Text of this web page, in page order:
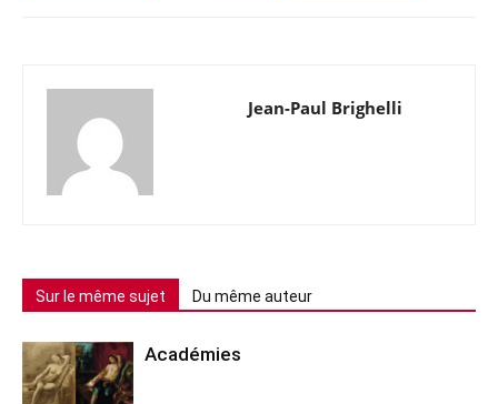
Jean-Paul Brighelli
Sur le même sujet Du même auteur
Académies